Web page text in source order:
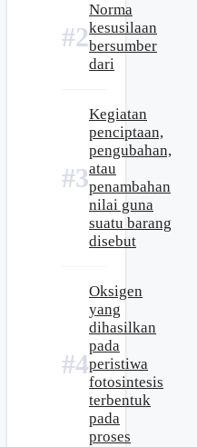
Norma
kesusilaan
bersumber
dari
Kegiatan
penciptaan,
pengubahan,
atau
penambahan
nilai guna
suatu barang
disebut
Oksigen
yang
dihasilkan
pada
peristiwa
fotosintesis
terbentuk
pada
proses